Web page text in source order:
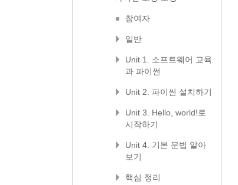
참여자
일반
Unit 1. 소프트웨어 교육
과 파이썬
Unit 2. 파이썬 설치하기
Unit 3. Hello, world!로
시작하기
Unit 4. 기본 문법 알아
보기
핵심 정리